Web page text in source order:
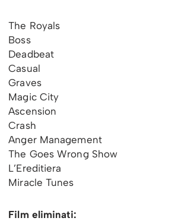
The Royals
Boss
Deadbeat
Casual
Graves
Magic City
Ascension
Crash
Anger Management
The Goes Wrong Show
L’Ereditiera
Miracle Tunes
Film eliminati: